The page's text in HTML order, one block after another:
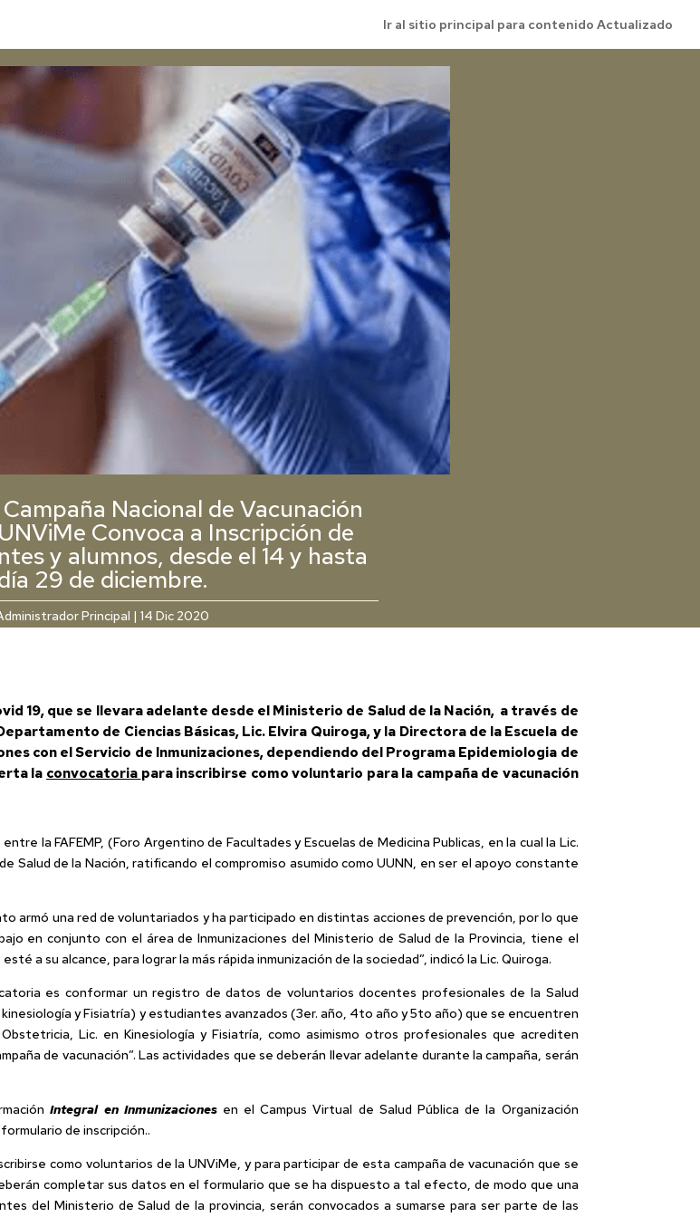
Ir al sitio principal para contenido Actualizado
Nacional de Vacunación
Convoca a Inscripción de
y alumnos, desde el 14 y hasta
29 de diciembre.
Principal |14 Dic 2020
19, que se llevara adelante desde el Ministerio de Salud de la Nación, a través de
de Ciencias Básicas, Lic. Elvira Quiroga, y la Directora de la Escuela de
con el Servicio de Inmunizaciones, dependiendo del Programa Epidemiologia de
la convocatoria para inscribirse como voluntario para la campaña de vacunación
la FAFEMP, (Foro Argentino de Facultades y Escuelas de Medicina Publicas, en la cual la Lic.
Salud de la Nación, ratificando el compromiso asumido como UUNN, en ser el apoyo constante
armó una red de voluntariados y ha participado en distintas acciones de prevención, por lo que
en conjunto con el área de Inmunizaciones del Ministerio de Salud de la Provincia, tiene el
a su alcance, para lograr la más rápida inmunización de la sociedad”, indicó la Lic. Quiroga.
es conformar un registro de datos de voluntarios docentes profesionales de la Salud
y Fisiatría) y estudiantes avanzados (3er. año, 4to año y 5to año) que se encuentren
Lic. en Kinesiología y Fisiatría, como asimismo otros profesionales que acrediten
de vacunación”. Las actividades que se deberán llevar adelante durante la campaña, serán
Integral en Inmunizacionesen el Campus Virtual de Salud Pública de la Organización
de inscripción..
como voluntarios de la UNViMe, y para participar de esta campaña de vacunación que se
completar sus datos en el formulario que se ha dispuesto a tal efecto, de modo que una
del Ministerio de Salud de la provincia, serán convocados a sumarse para ser parte de las